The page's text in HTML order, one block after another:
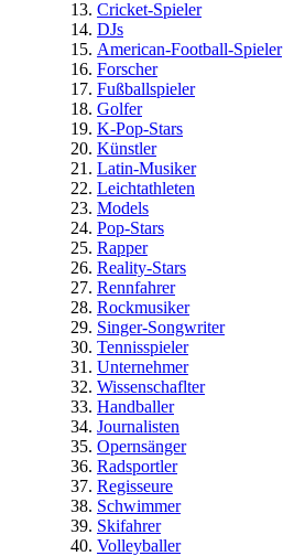
Cricket-Spieler
DJs
American-Football-Spieler
Forscher
Fußballspieler
Golfer
K-Pop-Stars
Künstler
Latin-Musiker
Leichtathleten
Models
Pop-Stars
Rapper
Reality-Stars
Rennfahrer
Rockmusiker
Singer-Songwriter
Tennisspieler
Unternehmer
Wissenschaflter
Handballer
Journalisten
Opernsänger
Radsportler
Regisseure
Schwimmer
Skifahrer
Volleyballer